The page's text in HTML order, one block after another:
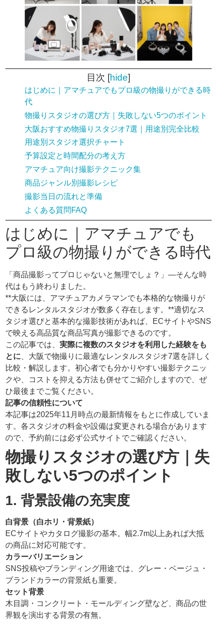
目次 [hide]
はじめに｜アマチュアでもプロ級の物撮りができる時
代
物撮りスタジオの選び方｜失敗しない5つのポイント
大阪おすすめ物撮りスタジオ7選｜用途別完全比較
用途別スタジオ選択チャート
予算設定と時間配分の考え方
アマチュア向け撮影テクニック集
商品ジャンル別撮影レシピ
撮影当日の流れと準備
よくある質問FAQ
はじめに｜アマチュアでも
プロ級の物撮りができる時代
「商品撮影ってプロじゃないと無理でしょ？」—そんな時
代はもう終わりました。
**大阪には、アマチュアカメラマンでも本格的な物撮りが
できるレンタルスタジオが数多く存在します。**適切なス
タジオ選びと基本的な撮影技術があれば、ECサイトやSNS
で映える高品質な商品写真が撮影できるのです。
この記事では、実際に複数のスタジオを利用した経験をも
とに 、大阪で物撮りに最適なレンタルスタジオ7選を詳しく
比較・解説します。初心者でも分かりやすい撮影テクニッ
クや、コストを抑える方法も併せてご紹介しますので、ぜ
ひ最後までご覧ください。
記事の信頼性について
本記事は2025年11月時点の最新情報をもとに作成していま
す。各スタジオの料金や設備は変更される場合があります
ので、予約前には必ず公式サイトでご確認ください。
物撮りスタジオの選び方｜失
敗しない5つのポイント
1.背景設備の充実度
白背景（白ホリ・背景紙）
ECサイトやカタログ撮影の基本。幅2.7m以上あれば大抵
の商品に対応可能です。
カラーバリエーション
SNS投稿やブランディング用途では、グレー・ベージュ・
ブランドカラーの背景紙も重要。
セット背景
木目調・コンクリート・モールディング壁など、商品の世
界観を演出する背景の有無。